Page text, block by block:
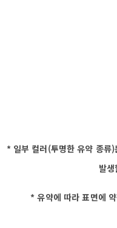
* 일부 컬러(투명한 유약 종류
발
* 유약에 따라 표면에